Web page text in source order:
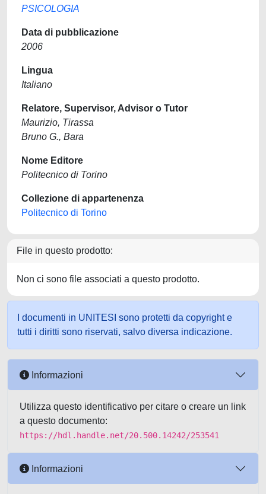
PSICOLOGIA
Data di pubblicazione
2006
Lingua
Italiano
Relatore, Supervisor, Advisor o Tutor
Maurizio, Tirassa
Bruno G., Bara
Nome Editore
Politecnico di Torino
Collezione di appartenenza
Politecnico di Torino
File in questo prodotto:
Non ci sono file associati a questo prodotto.
I documenti in UNITESI sono protetti da copyright e
tutti i diritti sono riservati, salvo diversa indicazione.
Informazioni
Utilizza questo identificativo per citare o creare un link
a questo documento:
https://hdl.handle.net/20.500.14242/253541
Informazioni